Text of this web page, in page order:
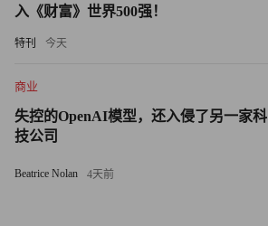
入《财富》世界500强！
特刊 今天
商业
失控的OpenAI模型，还入侵了另一家科
技公司
Beatrice Nolan 4天前